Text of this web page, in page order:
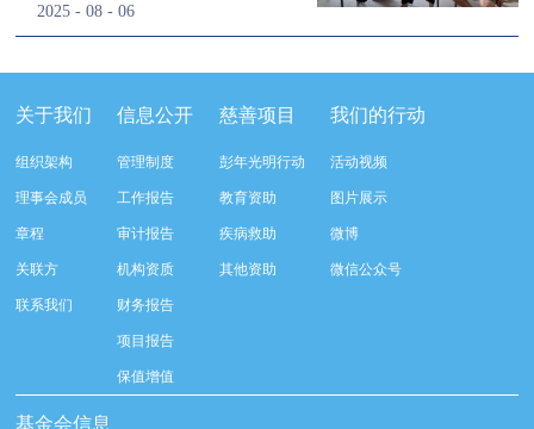
余彭年慈善基金会第四届理事会监事。
徐滨先生当选余彭年慈善基金会第四届
先生依次为新一任理事长徐滨先生及秘
新起点上，基金会将始终坚守创立初
心，继续沿着余彭年先生的慈善足迹稳
步前行：一方面将持续巩固已有的品牌
公益项目优势，把帮扶资源更精准地向
索适配新时代公益环境的创新路径，联
动更多社会爱心力量，搭建更透明、更
阔的角落，用实际行动践行"取之于社
会、用之于社会"的公益承诺。未来，
余彭年慈善基金会将在新一届理事会的
带领下，以更饱满的热忱投身公益慈善
小路弯弯曲曲，两边是繁茂的林木，我
家中。简朴的乡村民居陈设简单，老人
往日家中大大小小的农活，全都压在了
老伴一人肩上。此前季爷爷的左眼早已
彻底失明，卧床的日子里视野一片昏
暗，行动受限再加上双目近乎失明，老
人常常对往后的生活满心忧虑。得益于
去年项目开展的右眼手术，如今他的右
眼重获视力，平日里能够看清手机屏
幕，简单的日常起居也可以自己打理不
少。聊天的时候季爷爷语气满是庆
幸：“本来走路就不利索，要是双眼都
看不见，真的不敢设想往后的日子。现
事业的生动体现。随后余彭年慈善基金
光明行动”在内蒙的点点滴滴，并希望
覆盖，加强术后随访与科普宣传，同时
仪式后余彭年慈善基金会一行实地探访
了项目实施的一线情况，详细了解了患
流程就诊环节。 探访结束后，我们一行
开始对参与项目的患者进行了随机的回
项目的患者进行了随机的回访。居住在
松山区三道井子村的王奶奶左眼一直视
检查治疗。村里的赵书记在走访过程中
着一份特别的牵挂，走进了一个个普通
曾经被白内障困扰的老人，在接受
发生了怎样的变化。“现在能看清菜苗
来到涟源市渡头塘乡洪家村。72岁的曾
爷爷正在自家菜地里忙碌。他曾是村里
见，另一只眼睛的视力也越来越差。以
前，他看不清鱼塘的水位，也分不清菜
术后，眼睛亮堂多了！”老人笑着说。
现在，他能清楚地看到鱼塘里鱼儿游动
杂草。尽管手部有残疾，但他在田埂上
2025 - 08 - 06
关于我们
组织架构
理事会成员
章程
关联方
联系我们
信息公开
管理制度
工作报告
审计报告
机构资质
财务报告
项目报告
保值增值
慈善项目
彭年光明行动
教育资助
疾病救助
其他资助
我们的行动
活动视频
图片展示
微博
微信公众号
基金会信息